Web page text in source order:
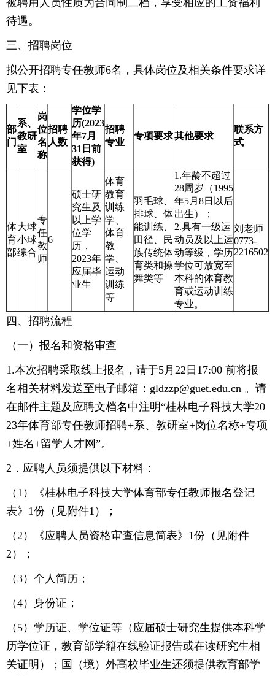
被聘用人员性质为合同制二档，享受相应的工资福利
待遇。
三、招聘岗位
拟公开招聘专任教师6名，具体岗位及相关条件要求详
见下表：
部
门
系、
教研
室
岗
位
名
称
招聘
人数
学位学
历(2023
年7月
31日前
获得)
招聘
专业
专项要求其他要求
联系方
式
体
育
部
大球
小球
综合
专
任
教
师
6
硕士研
究生及
以上学
位学
历，
2023年
应届毕
业生
体育
教育
训练
学、
体育
教
学、
运动
训练
等
羽毛球、
排球、体
能训练、
田径、民
族传统体
育类和操
舞类等
1.年龄不超过
28周岁（1995
年5月8日以后
出生）；
2.具有一级运
动员及以上运
动等级，学历
学位可放宽至
本科的体育教
育或运动训练
专业。
刘老师
0773-
2216502
四、招聘流程
（一）报名和资格审查
1.本次招聘采取线上报名，请于5月22日17:00 前将报
名相关材料发送至电子邮箱：gldzzp@guet.edu.cn 。请
在邮件主题及应聘文档名中注明“桂林电子科技大学20
23年体育部专任教师招聘+系、教研室+岗位名称+专项
+姓名+留学人才网”。
2．应聘人员须提供以下材料：
（1）《桂林电子科技大学体育部专任教师报名登记
表》1份（见附件1）；
（2）《应聘人员资格审查信息简表》1份（见附件
2）；
（3）个人简历；
（4）身份证；
（5）学历证、学位证等（应届硕士研究生提供本科学
历学位证，教育部学籍在线验证报告或在读研究生相
关证明）；国（境）外高校毕业生还须提供教育部学